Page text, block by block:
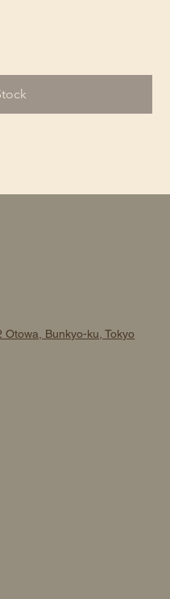
Bunkyo-ku, Tokyo